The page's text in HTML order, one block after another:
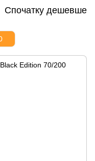
Спочатку дешевше